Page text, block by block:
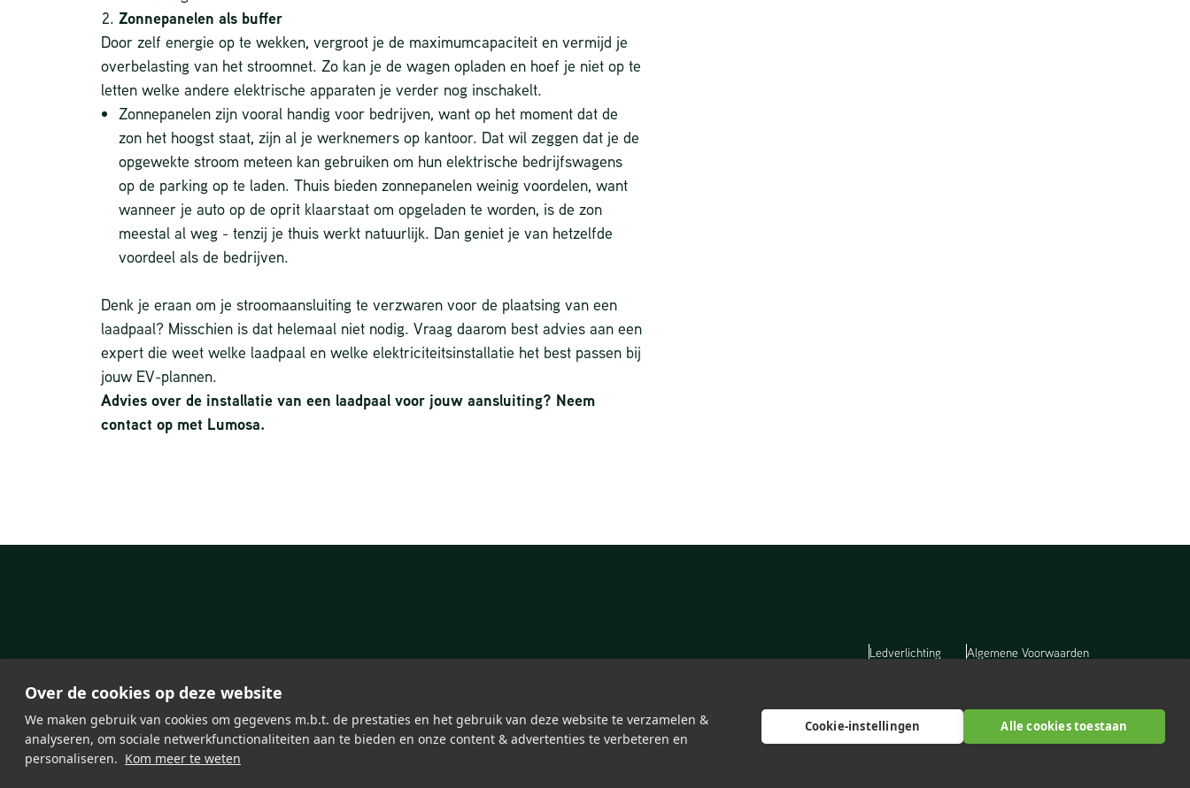
Over de cookies op deze website
We maken gebruik van cookies om gegevens m.b.t. de prestaties en het gebruik van deze website te verzamelen &
analyseren, om sociale netwerkfunctionaliteiten aan te bieden en onze content & advertenties te verbeteren en
personaliseren. Kom meer te weten
Cookie-instellingen Alle cookies toestaan
Zonnepanelen als buffer
Door zelf energie op te wekken, vergroot je de maximumcapaciteit en vermijd je
overbelasting van het stroomnet. Zo kan je de wagen opladen en hoef je niet op te
letten welke andere elektrische apparaten je verder nog inschakelt.
Zonnepanelen zijn vooral handig voor bedrijven, want op het moment dat de
zon het hoogst staat, zijn al je werknemers op kantoor. Dat wil zeggen dat je de
opgewekte stroom meteen kan gebruiken om hun elektrische bedrijfswagens
op de parking op te laden. Thuis bieden zonnepanelen weinig voordelen, want
wanneer je auto op de oprit klaarstaat om opgeladen te worden, is de zon
meestal al weg - tenzij je thuis werkt natuurlijk. Dan geniet je van hetzelfde
voordeel als de bedrijven.
Denk je eraan om je stroomaansluiting te verzwaren voor de plaatsing van een
laadpaal? Misschien is dat helemaal niet nodig. Vraag daarom best advies aan een
expert die weet welke laadpaal en welke elektriciteitsinstallatie het best passen bij
jouw EV-plannen.
Advies over de installatie van een laadpaal voor jouw aansluiting? Neem
contact op met Lumosa.
Ledverlichting
Werken bij Lumosa
Over Lumosa
Algemene Voorwaarden
Sitemap
Contact